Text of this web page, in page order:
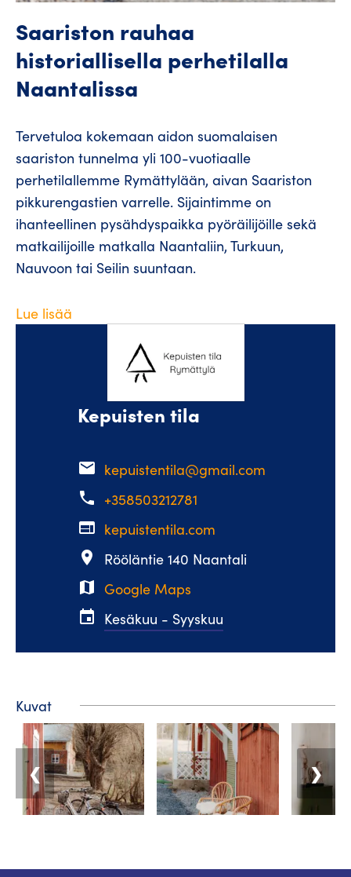
Saariston rauhaa
historiallisella perhetilalla
Naantalissa
Tervetuloa kokemaan aidon suomalaisen
saariston tunnelma yli 100-vuotiaalle
perhetilallemme Rymättylään, aivan Saariston
pikkurengastien varrelle. Sijaintimme on
ihanteellinen pysähdyspaikka pyöräilijöille sekä
matkailijoille matkalla Naantaliin, Turkuun,
Nauvoon tai Seilin suuntaan.
Lue lisää
Kepuisten tila
email kepuistentila@gmail.com
phone +358503212781
web kepuistentila.com
place
Rööläntie 140 Naantali
map Google Maps
event Kesäkuu - Syyskuu
Kuvat
❮ ❯